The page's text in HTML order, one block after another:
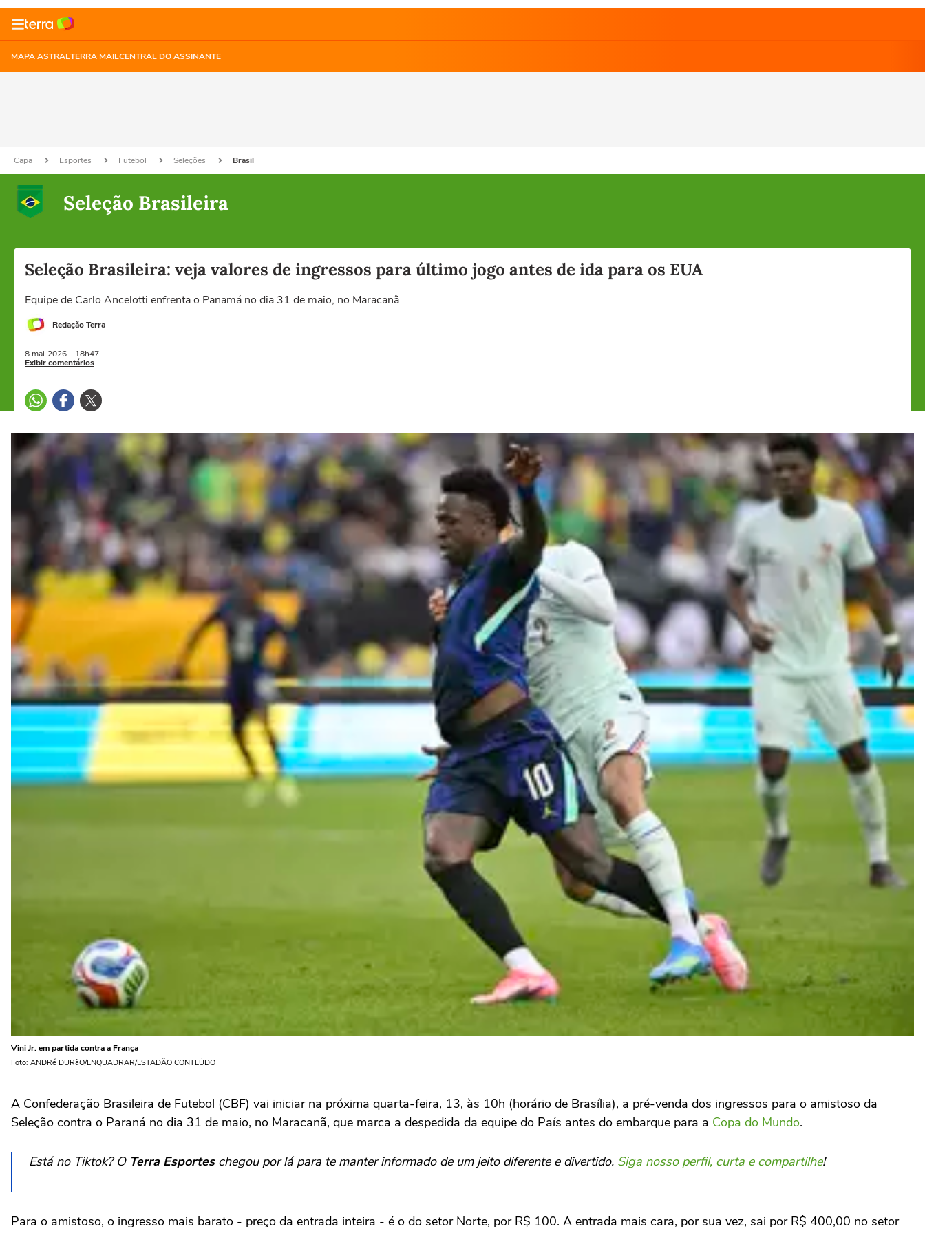
MAPA ASTRALTERRA MAILCENTRAL DO ASSINANTE
Capa Esportes Futebol Seleções Brasil
Seleção Brasileira
Seleção Brasileira: veja valores de ingressos para último jogo antes de ida para os EUA
Equipe de Carlo Ancelotti enfrenta o Panamá no dia 31 de maio, no Maracanã
Redação Terra
8 mai 2026 - 18h47
Exibir comentários
Vini Jr. em partida contra a França
Foto: ANDRé DURãO/ENQUADRAR/ESTADÃO CONTEÚDO
A Confederação Brasileira de Futebol (CBF) vai iniciar na próxima quarta-feira, 13, às 10h (horário de Brasília), a pré-venda dos ingressos para o amistoso da
Seleção contra o Paraná no dia 31 de maio, no Maracanã, que marca a despedida da equipe do País antes do embarque para a Copa do Mundo.
Está no Tiktok? O Terra Esporteschegou por lá para te manter informado de um jeito diferente e divertido. Siga nosso perfil, curta e compartilhe!
Para o amistoso, o ingresso mais barato - preço da entrada inteira - é o do setor Norte, por R$ 100. A entrada mais cara, por sua vez, sai por R$ 400,00 no setor